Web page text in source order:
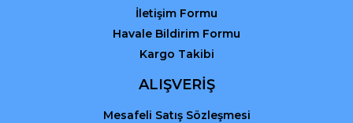
Gönder
İletişim Formu
Havale Bildirim Formu
Kargo Takibi
ALIŞVERİŞ
Mesafeli Satış Sözleşmesi